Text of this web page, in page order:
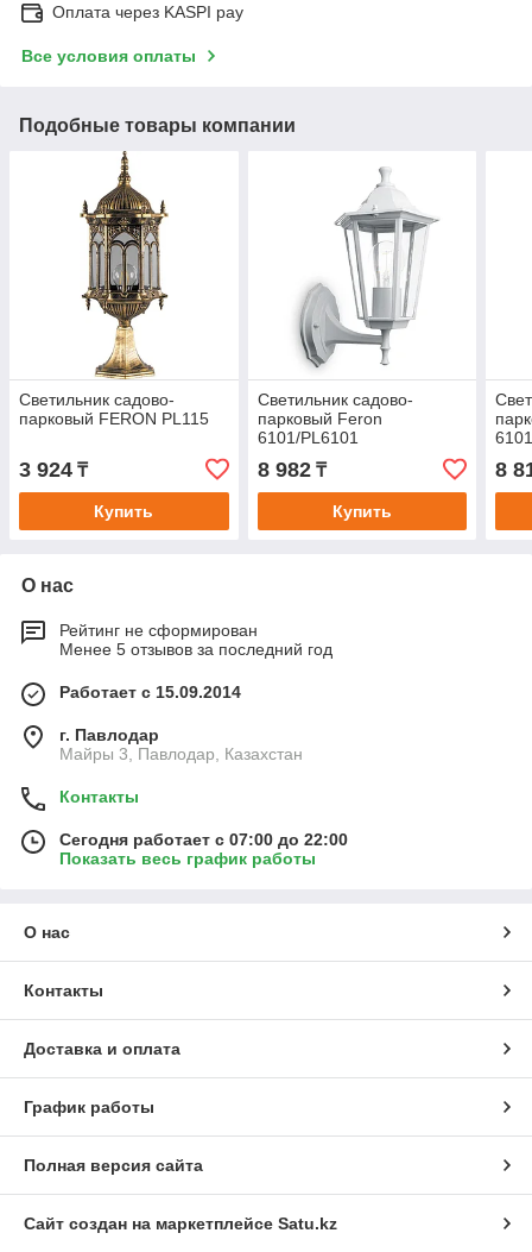
Оплата через KASPI pay
Все условия оплаты
Подобные товары компании
Светильник садово-
парковый FERON PL115
3 924 ₸
Купить
Светильник садово-
парковый Feron
6101/PL6101
шестигранный на стену
вверх 60W E27 230V,
белый
8 982₸
Купить
8
О нас
Рейтинг не сформирован
Менее 5 отзывов за последний год
Работает с 15.09.2014
г. Павлодар
Майры 3, Павлодар, Казахстан
Контакты
Сегодня работает с 07:00 до 22:00
Показать весь график работы
О нас
Контакты
Доставка и оплата
График работы
Полная версия сайта
Сайт создан на маркетплейсе Satu.kz